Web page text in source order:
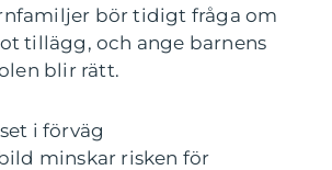
bör tidigt fråga om
tillägg, och ange barnens
blir rätt.
i förväg
minskar risken för